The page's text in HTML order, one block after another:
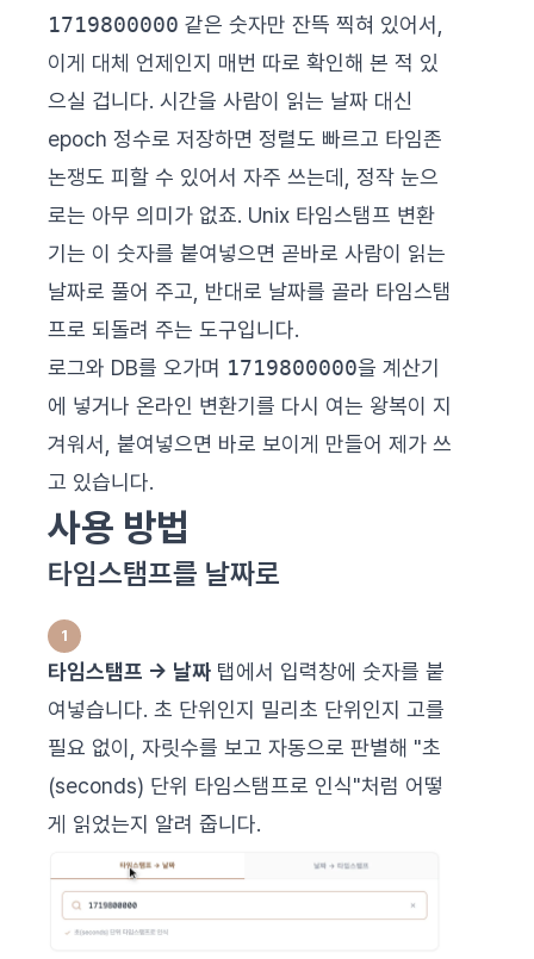
1719800000 같은 숫자만 잔뜩 찍혀 있어서,
이게 대체 언제인지 매번 따로 확인해 본 적 있
으실 겁니다. 시간을 사람이 읽는 날짜 대신
epoch 정수로 저장하면 정렬도 빠르고 타임존
논쟁도 피할 수 있어서 자주 쓰는데, 정작 눈으
로는 아무 의미가 없죠. Unix 타임스탬프 변환
기는 이 숫자를 붙여넣으면 곧바로 사람이 읽는
날짜로 풀어 주고, 반대로 날짜를 골라 타임스탬
프로 되돌려 주는 도구입니다.
로그와 DB를 오가며 1719800000을 계산기
에 넣거나 온라인 변환기를 다시 여는 왕복이 지
겨워서, 붙여넣으면 바로 보이게 만들어 제가 쓰
고 있습니다.
사용 방법
타임스탬프를 날짜로
타임스탬프 → 날짜 탭에서 입력창에 숫자를 붙
여넣습니다. 초 단위인지 밀리초 단위인지 고를
필요 없이, 자릿수를 보고 자동으로 판별해 "초
(seconds) 단위 타임스탬프로 인식"처럼 어떻
게 읽었는지 알려 줍니다.